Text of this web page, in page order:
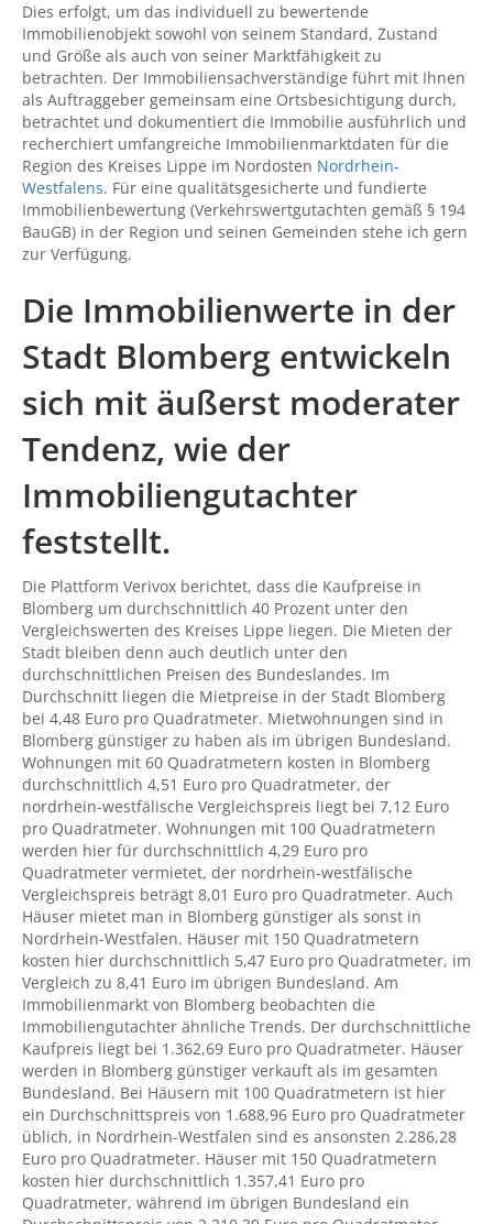
Dies erfolgt, um das individuell zu bewertende
Immobilienobjekt sowohl von seinem Standard, Zustand
und Größe als auch von seiner Marktfähigkeit zu
betrachten. Der Immobiliensachverständige führt mit Ihnen
als Auftraggeber gemeinsam eine Ortsbesichtigung durch,
betrachtet und dokumentiert die Immobilie ausführlich und
recherchiert umfangreiche Immobilienmarktdaten für die
Region des Kreises Lippe im Nordosten Nordrhein-
Westfalens. Für eine qualitätsgesicherte und fundierte
Immobilienbewertung (Verkehrswertgutachten gemäß § 194
BauGB) in der Region und seinen Gemeinden stehe ich gern
zur Verfügung.
Die Immobilienwerte in der
Stadt Blomberg entwickeln
sich mit äußerst moderater
Tendenz, wie der
Immobiliengutachter
feststellt.
Die Plattform Verivox berichtet, dass die Kaufpreise in
Blomberg um durchschnittlich 40 Prozent unter den
Vergleichswerten des Kreises Lippe liegen. Die Mieten der
Stadt bleiben denn auch deutlich unter den
durchschnittlichen Preisen des Bundeslandes. Im
Durchschnitt liegen die Mietpreise in der Stadt Blomberg
bei 4,48 Euro pro Quadratmeter. Mietwohnungen sind in
Blomberg günstiger zu haben als im übrigen Bundesland.
Wohnungen mit 60 Quadratmetern kosten in Blomberg
durchschnittlich 4,51 Euro pro Quadratmeter, der
nordrhein-westfälische Vergleichspreis liegt bei 7,12 Euro
pro Quadratmeter. Wohnungen mit 100 Quadratmetern
werden hier für durchschnittlich 4,29 Euro pro
Quadratmeter vermietet, der nordrhein-westfälische
Vergleichspreis beträgt 8,01 Euro pro Quadratmeter. Auch
Häuser mietet man in Blomberg günstiger als sonst in
Nordrhein-Westfalen. Häuser mit 150 Quadratmetern
kosten hier durchschnittlich 5,47 Euro pro Quadratmeter, im
Vergleich zu 8,41 Euro im übrigen Bundesland. Am
Immobilienmarkt von Blomberg beobachten die
Immobiliengutachter ähnliche Trends. Der durchschnittliche
Kaufpreis liegt bei 1.362,69 Euro pro Quadratmeter. Häuser
werden in Blomberg günstiger verkauft als im gesamten
Bundesland. Bei Häusern mit 100 Quadratmetern ist hier
ein Durchschnittspreis von 1.688,96 Euro pro Quadratmeter
üblich, in Nordrhein-Westfalen sind es ansonsten 2.286,28
Euro pro Quadratmeter. Häuser mit 150 Quadratmetern
kosten hier durchschnittlich 1.357,41 Euro pro
Quadratmeter, während im übrigen Bundesland ein